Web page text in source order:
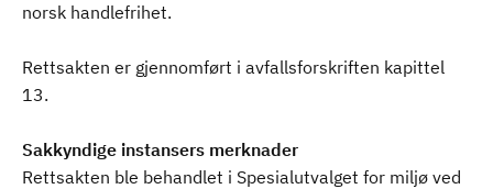
norsk handlefrihet.
Rettsakten er gjennomført i avfallsforskriften kapittel
13.
Sakkyndige instansers merknader
Rettsakten ble behandlet i Spesialutvalget for miljø ved